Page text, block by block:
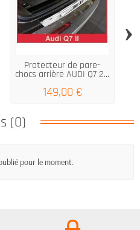
Protecteur de pare-
chocs arrière AUDI Q7 2...
149,00 €
›
(0)
pour le moment.